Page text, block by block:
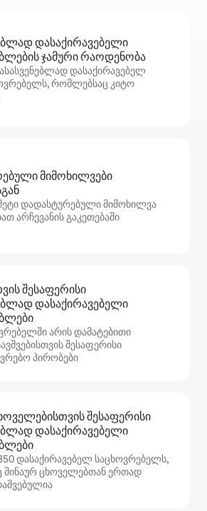
დასაქირავებელი
ჯამური რაოდენობა
დასაქირავებელ
რომლებსაც კიტო
მიმოხილვები
დადასტურებული მიმოხილვა
არჩევანის გაკეთებაში
შესაფერისი
დასაქირავებელი
არის დამატებითი
შესაფერისი
პირობები
შესაფერისი
დასაქირავებელი
დასაქირავებელ საცხოვრებელს,
ცხოველებთან ერთად